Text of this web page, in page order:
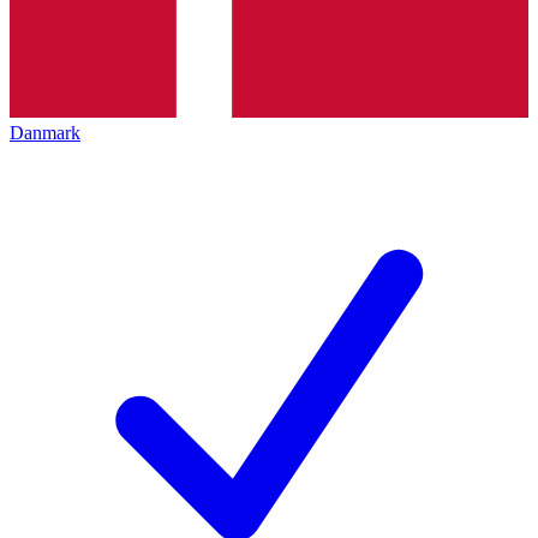
Danmark